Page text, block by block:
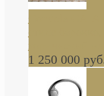
стиле барокко,
коричневый
1 250 000